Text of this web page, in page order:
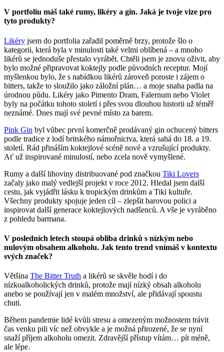
V portfoliu máš také rumy, likéry a gin. Jaká je tvoje vize pro
tyto produkty?
Likéry jsem do portfolia zařadil poměrně brzy, protože šlo o
kategorii, která byla v minulosti také velmi oblíbená – a mnoho
likérů se jednoduše přestalo vyrábět. Chtěli jsem je znovu oživit, aby
bylo možné připravovat koktejly podle původních receptur. Mojí
myšlenkou bylo, že s nabídkou likérů zároveň poroste i zájem o
bitters, takže to sloužilo jako záložní plán… a moje snaha padla na
úrodnou půdu. Likéry jako Pimento Dram, Falernum nebo Violet
byly na počátku tohoto století i přes svou dlouhou historii už téměř
neznámé. Dnes mají své pevné místo za barem.
Pink Gin byl vůbec první komerčně prodávaný gin ochucený bitters
podle tradice z lodí britského námořnictva, která sahá do 18. a 19.
století. Rád přináším koktejlové scéně nové a vzrušující produkty.
Ať už inspirované minulostí, nebo zcela nově vymyšlené.
Rumy a další lihoviny distribuované pod značkou Tiki Lovers
začaly jako malý vedlejší projekt v roce 2012. Hledal jsem další
cestu, jak vyjádřit lásku k tropickým drinkům a Tiki kultuře.
Všechny produkty spojuje jeden cíl – zlepšit barovou polici a
inspirovat další generace koktejlových nadšenců. A vše je vyráběno
z pohledu barmana.
V posledních letech stoupá obliba drinků s nízkým nebo
nulovým obsahem alkoholu. Jak tento trend vnímáš v kontextu
svých značek?
Většina The Bitter Truth a likérů se skvěle hodí i do
nízkoalkoholických drinků, protože mají nízký obsah alkoholu
anebo se používají jen v malém množství, ale přidávají spoustu
chuti.
Během pandemie lidé kvůli stresu a omezeným možnostem trávit
čas venku pili víc než obvykle a je možná přirozené, že se nyní
snaží příjem alkoholu omezit. Zdravější přístup vítám… pít méně,
ale lépe.